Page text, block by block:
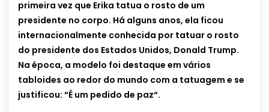
primeira vez que Erika tatua o rosto de um
presidente no corpo. Há alguns anos, ela ficou
internacionalmente conhecida por tatuar o rosto
do presidente dos Estados Unidos, Donald Trump.
Na época, a modelo foi destaque em vários
tabloides ao redor do mundo com a tatuagem e se
justificou: “É um pedido de paz“.